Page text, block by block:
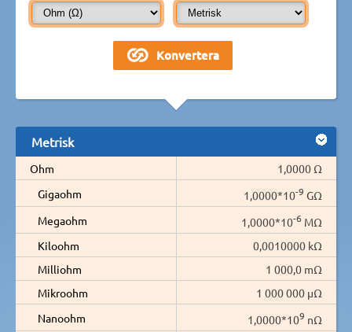
Metrisk
Ohm
1,0000 Ω
Gigaohm
1,0000*10-9 GΩ
Megaohm
1,0000*10-6 MΩ
Kiloohm
0,0010000 kΩ
Milliohm
1 000,0 mΩ
Mikroohm
1 000 000 µΩ
Nanoohm
1,0000*109 nΩ